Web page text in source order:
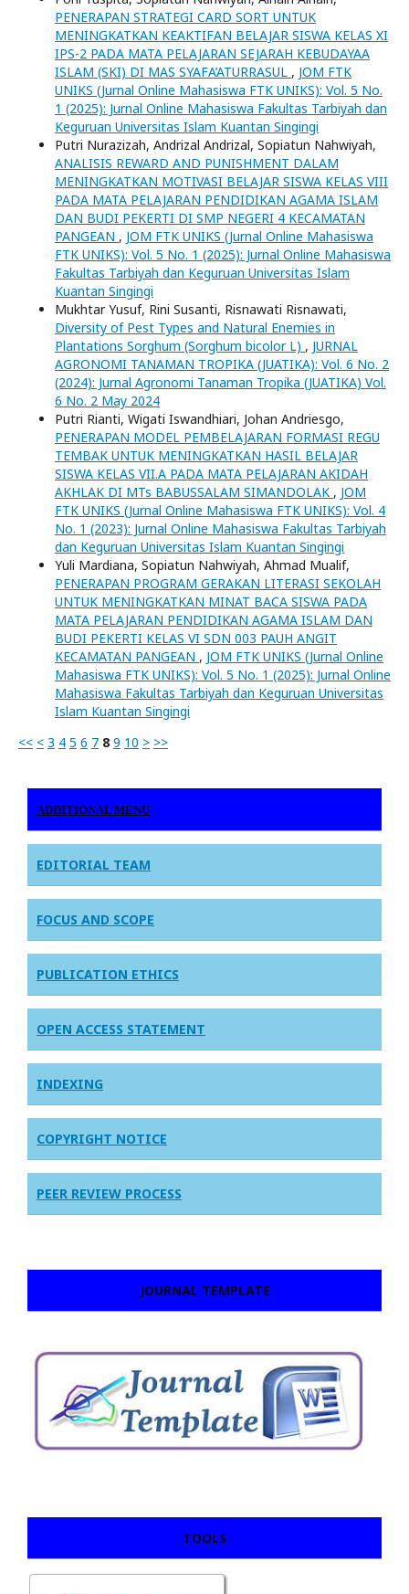
PENERAPAN STRATEGI CARD SORT UNTUK
MENINGKATKAN KEAKTIFAN BELAJAR SISWA KELAS XI
IPS-2 PADA MATA PELAJARAN SEJARAH KEBUDAYAA
ISLAM (SKI) DI MAS SYAFA’ATURRASUL , JOM FTK
UNIKS (Jurnal Online Mahasiswa FTK UNIKS): Vol. 5 No.
1 (2025): Jurnal Online Mahasiswa Fakultas Tarbiyah dan
Keguruan Universitas Islam Kuantan Singingi
Putri Nurazizah, Andrizal Andrizal, Sopiatun Nahwiyah,
ANALISIS REWARD AND PUNISHMENT DALAM
MENINGKATKAN MOTIVASI BELAJAR SISWA KELAS VIII
PADA MATA PELAJARAN PENDIDIKAN AGAMA ISLAM
DAN BUDI PEKERTI DI SMP NEGERI 4 KECAMATAN
PANGEAN , JOM FTK UNIKS (Jurnal Online Mahasiswa
FTK UNIKS): Vol. 5 No. 1 (2025): Jurnal Online Mahasiswa
Fakultas Tarbiyah dan Keguruan Universitas Islam
Kuantan Singingi
Mukhtar Yusuf, Rini Susanti, Risnawati Risnawati,
Diversity of Pest Types and Natural Enemies in
Plantations Sorghum (Sorghum bicolor L) , JURNAL
AGRONOMI TANAMAN TROPIKA (JUATIKA): Vol. 6 No. 2
(2024): Jurnal Agronomi Tanaman Tropika (JUATIKA) Vol.
6 No. 2 May 2024
Putri Rianti, Wigati Iswandhiari, Johan Andriesgo,
PENERAPAN MODEL PEMBELAJARAN FORMASI REGU
TEMBAK UNTUK MENINGKATKAN HASIL BELAJAR
SISWA KELAS VII.A PADA MATA PELAJARAN AKIDAH
AKHLAK DI MTs BABUSSALAM SIMANDOLAK , JOM
FTK UNIKS (Jurnal Online Mahasiswa FTK UNIKS): Vol. 4
No. 1 (2023): Jurnal Online Mahasiswa Fakultas Tarbiyah
dan Keguruan Universitas Islam Kuantan Singingi
Yuli Mardiana, Sopiatun Nahwiyah, Ahmad Mualif,
PENERAPAN PROGRAM GERAKAN LITERASI SEKOLAH
UNTUK MENINGKATKAN MINAT BACA SISWA PADA
MATA PELAJARAN PENDIDIKAN AGAMA ISLAM DAN
BUDI PEKERTI KELAS VI SDN 003 PAUH ANGIT
KECAMATAN PANGEAN , JOM FTK UNIKS (Jurnal Online
Mahasiswa FTK UNIKS): Vol. 5 No. 1 (2025): Jurnal Online
Mahasiswa Fakultas Tarbiyah dan Keguruan Universitas
Islam Kuantan Singingi
<< < 3 4 5 6 7 8 9 10 > >>
ADDITIONAL MENU
EDITORIAL TEAM
FOCUS AND SCOPE
PUBLICATION ETHICS
OPEN ACCESS STATEMENT
INDEXING
COPYRIGHT NOTICE
PEER REVIEW PROCESS
JOURNAL TEMPLATE
TOOLS